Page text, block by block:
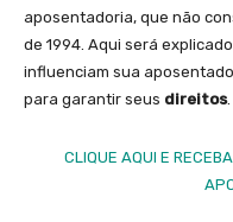
aposentadoria, que não
de 1994. Aqui será
influenciam sua
para garantir seus direitos.
CLIQUE AQUI E